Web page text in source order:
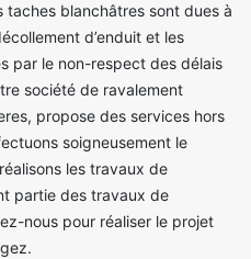
blanchâtres sont dues à
d’enduit et les
par le non-respect des délais
société de ravalement
propose des services hors
soigneusement le
les travaux de
partie des travaux de
nous pour réaliser le projet